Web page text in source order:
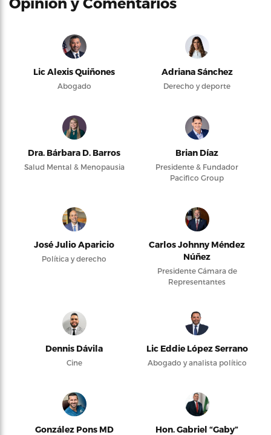
Lic Alexis Quiñones
Abogado
Adriana Sánchez
Derecho y deporte
Dra. Bárbara D. Barros
Salud Mental & Menopausia
Brian Díaz
Presidente & Fundador
Pacifico Group
José Julio Aparicio
Política y derecho
Carlos Johnny Méndez
Núñez
Presidente Cámara de
Representantes
Dennis Dávila
Cine
Lic Eddie López Serrano
Abogado y analista político
González Pons MD
Hon. Gabriel “Gaby”